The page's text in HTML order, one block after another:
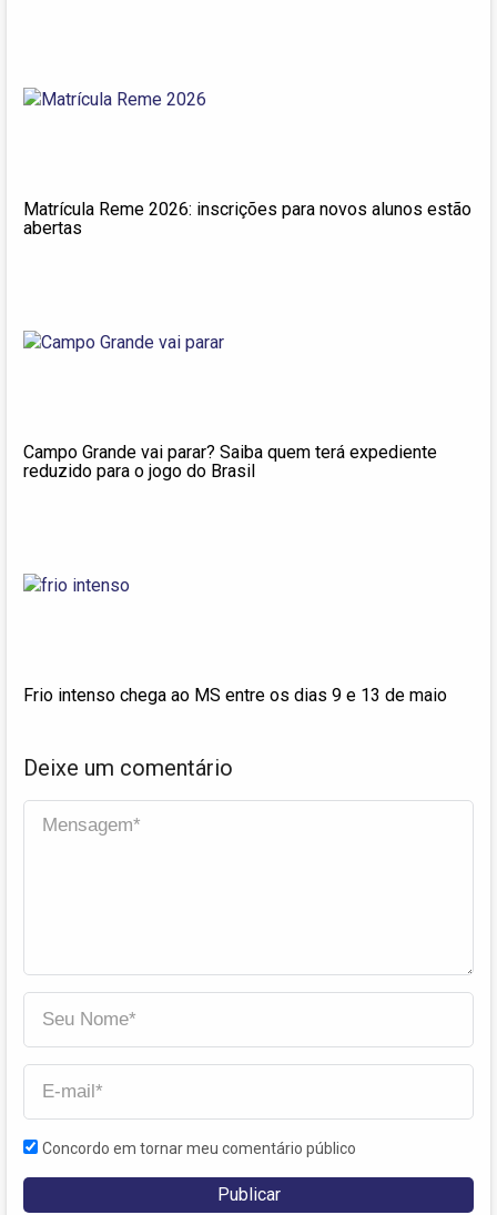
Matrícula Reme 2026: inscrições para novos alunos estão
abertas
Campo Grande vai parar? Saiba quem terá expediente
reduzido para o jogo do Brasil
Frio intenso chega ao MS entre os dias 9 e 13 de maio
Deixe um comentário
Concordo em tornar meu comentário público